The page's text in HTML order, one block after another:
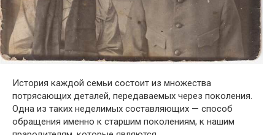
История каждой семьи состоит из множества
потрясающих деталей, передаваемых через поколения.
Одна из таких неделимых составляющих — способ
обращения именно к старшим поколениям, к нашим